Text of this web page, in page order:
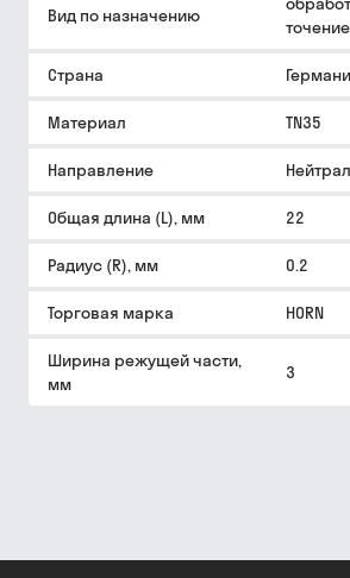
Вид по назначению
точение
Страна
Материал TN35
Направление
Общая длина (L), мм 22
Радиус (R), мм 0.2
Торговая марка HORN
Ширина режущей части,
мм
3